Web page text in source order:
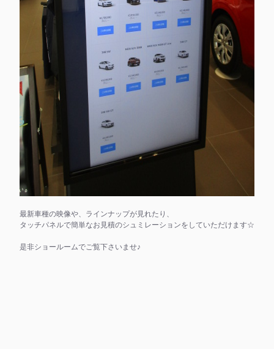
最新車種の映像や、ラインナップが見れたり、
タッチパネルで簡単なお見積のシュミレーションをしていただけます☆
是非ショールームでご覧下さいませ♪